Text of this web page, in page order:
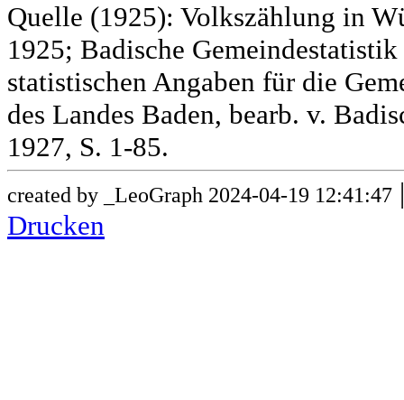
Quelle (1925): Volkszählung in
1925; Badische
statistischen Angaben für die
des Landes Baden, bearb. v.
1927, S. 1-85.
created by _LeoGraph 2024-04-19 12:41:47
Drucken